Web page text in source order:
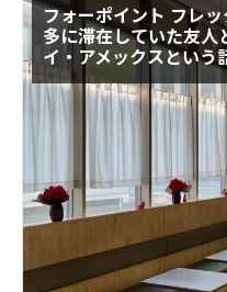
フォーポイント フレ
多に滞在していた友人
イ・アメックスという